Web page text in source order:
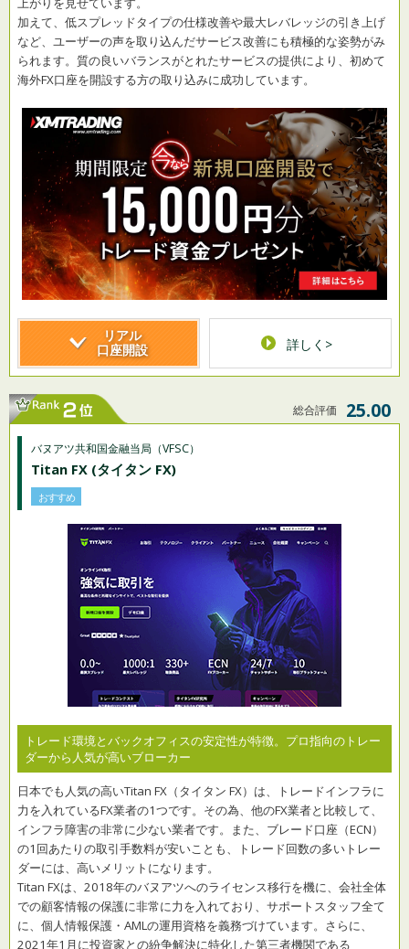
加えて、低スプレッドタイプの仕様改善や最大レバレッジの引き上げ
など、ユーザーの声を取り込んだサービス改善にも積極的な姿勢がみ
られます。質の良いバランスがとれたサービスの提供により、初めて
海外FX口座を開設する方の取り込みに成功しています。
リアル
口座開設
詳しく>
総合評価 25.00
バヌアツ共和国金融当局（VFSC）
おすすめ
Titan FX (タイタン FX)
トレード環境とバックオフィスの安定性が特徴。プロ指向のトレー
ダーから人気が高いブローカー
日本でも人気の高いTitan FX（タイタン FX）は、トレードインフラに
力を入れているFX業者の1つです。その為、他のFX業者と比較して、
インフラ障害の非常に少ない業者です。また、ブレード口座（ECN）
の1回あたりの取引手数料が安いことも、トレード回数の多いトレー
ダーには、高いメリットになります。
Titan FXは、2018年のバヌアツへのライセンス移行を機に、会社全体
での顧客情報の保護に非常に力を入れており、サポートスタッフ全て
に、個人情報保護・AMLの運用資格を義務づけています。さらに、
2021年1月に投資家との紛争解決に特化した第三者機関である